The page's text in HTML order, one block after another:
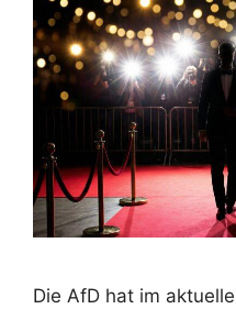
Die AfD hat im